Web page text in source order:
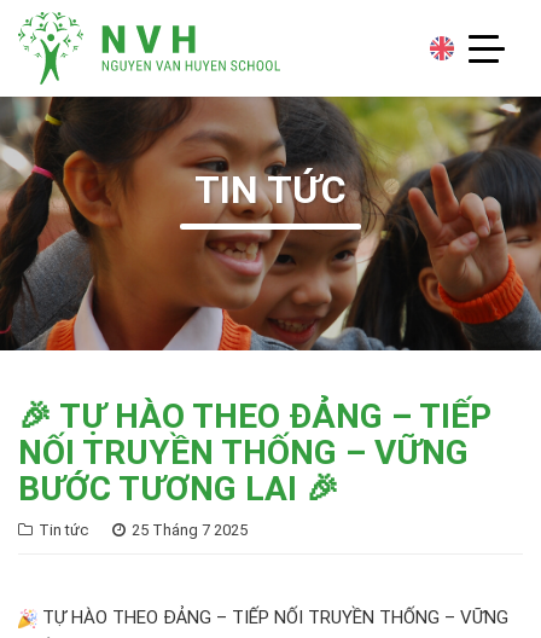
TIN TỨC
🎉 TỰ HÀO THEO ĐẢNG – TIẾP
NỐI TRUYỀN THỐNG – VỮNG
BƯỚC TƯƠNG LAI 🎉
Tin tức 25 Tháng 7 2025
TỰ HÀO THEO ĐẢNG – TIẾP NỐI TRUYỀN THỐNG – VỮNG